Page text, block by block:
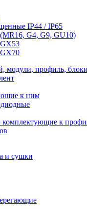
IP44 / IP65
G4, G9, GU10)
модули, профиль,
к ним
комплектующие к
и сушки